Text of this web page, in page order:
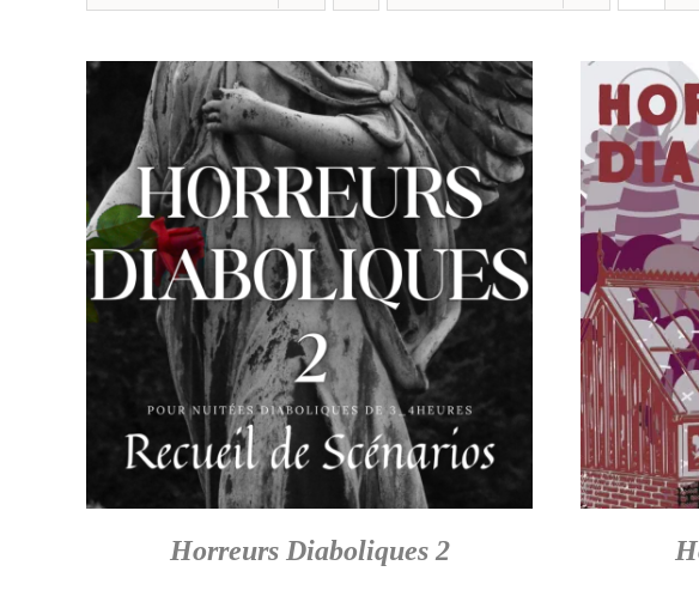
Horreurs Diaboliques 2